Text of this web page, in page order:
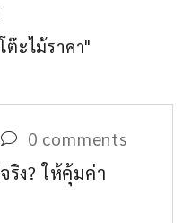
ต๊ะไม้ราคา"
0 comments
ริง? ให้คุ้มค่า